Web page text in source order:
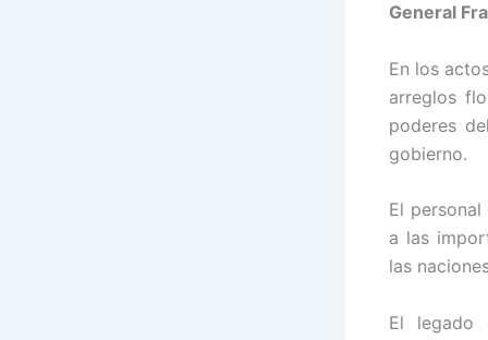
General
En los
arreglos
poderes
gobierno.
El personal
a las
las
El legado